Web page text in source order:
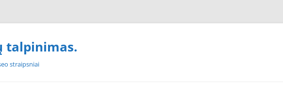
talpinimas.
straipsniai